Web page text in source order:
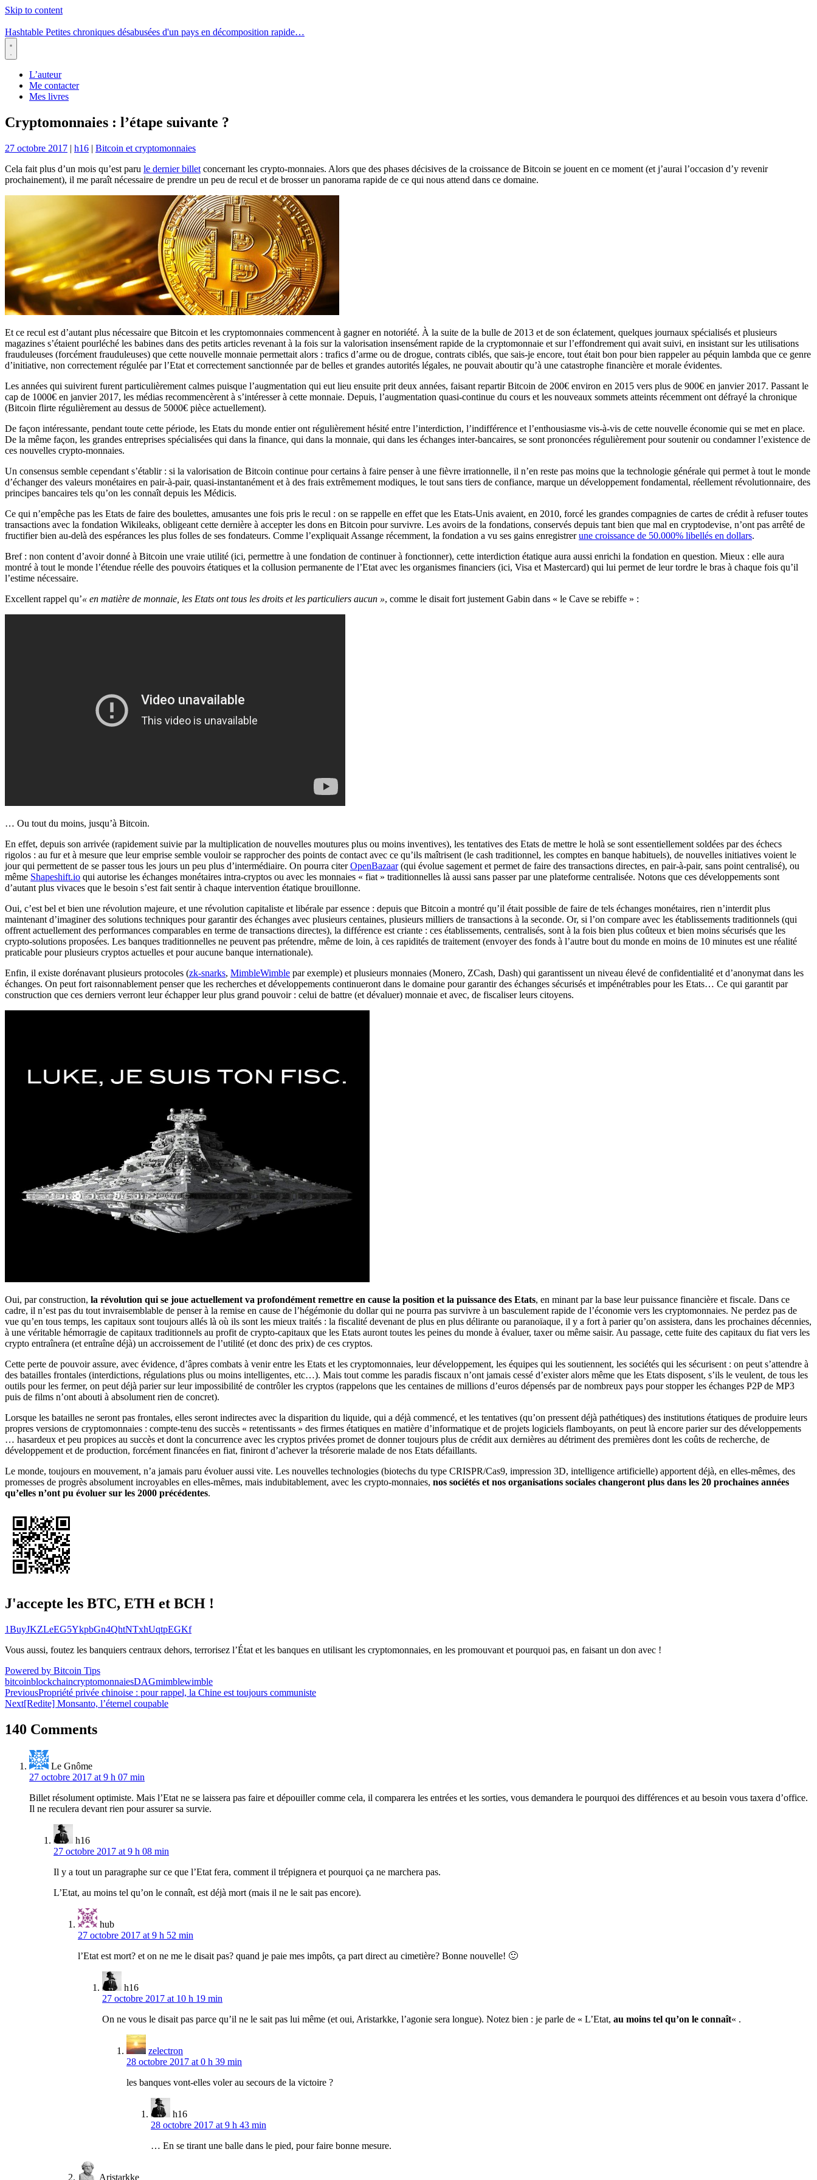
Skip to content
Hashtable Petites chroniques désabusées d'un pays en décomposition rapide…
Menu
L’auteur
Me contacter
Mes livres
Cryptomonnaies : l’étape suivante ?
27 octobre 2017 | h16 | Bitcoin et cryptomonnaies
Cela fait plus d’un mois qu’est paru le dernier billet concernant les crypto-monnaies. Alors que des phases décisives de la croissance de Bitcoin se jouent en ce moment (et j’aurai l’occasion d’y revenir
prochainement), il me paraît nécessaire de prendre un peu de recul et de brosser un panorama rapide de ce qui nous attend dans ce domaine.
Et ce recul est d’autant plus nécessaire que Bitcoin et les cryptomonnaies commencent à gagner en notoriété. À la suite de la bulle de 2013 et de son éclatement, quelques journaux spécialisés et plusieurs
magazines s’étaient pourléché les babines dans des petits articles revenant à la fois sur la valorisation insensément rapide de la cryptomonnaie et sur l’effondrement qui avait suivi, en insistant sur les utilisations
frauduleuses (forcément frauduleuses) que cette nouvelle monnaie permettait alors : trafics d’arme ou de drogue, contrats ciblés, que sais-je encore, tout était bon pour bien rappeler au péquin lambda que ce genre
d’initiative, non correctement régulée par l’Etat et correctement sanctionnée par de belles et grandes autorités légales, ne pouvait aboutir qu’à une catastrophe financière et morale évidentes.
Les années qui suivirent furent particulièrement calmes puisque l’augmentation qui eut lieu ensuite prit deux années, faisant repartir Bitcoin de 200€ environ en 2015 vers plus de 900€ en janvier 2017. Passant le
cap de 1000€ en janvier 2017, les médias recommencèrent à s’intéresser à cette monnaie. Depuis, l’augmentation quasi-continue du cours et les nouveaux sommets atteints récemment ont défrayé la chronique
(Bitcoin flirte régulièrement au dessus de 5000€ pièce actuellement).
De façon intéressante, pendant toute cette période, les Etats du monde entier ont régulièrement hésité entre l’interdiction, l’indifférence et l’enthousiasme vis-à-vis de cette nouvelle économie qui se met en place.
De la même façon, les grandes entreprises spécialisées qui dans la finance, qui dans la monnaie, qui dans les échanges inter-bancaires, se sont prononcées régulièrement pour soutenir ou condamner l’existence de
ces nouvelles crypto-monnaies.
Un consensus semble cependant s’établir : si la valorisation de Bitcoin continue pour certains à faire penser à une fièvre irrationnelle, il n’en reste pas moins que la technologie générale qui permet à tout le monde
d’échanger des valeurs monétaires en pair-à-pair, quasi-instantanément et à des frais extrêmement modiques, le tout sans tiers de confiance, marque un développement fondamental, réellement révolutionnaire, des
principes bancaires tels qu’on les connaît depuis les Médicis.
Ce qui n’empêche pas les Etats de faire des boulettes, amusantes une fois pris le recul : on se rappelle en effet que les Etats-Unis avaient, en 2010, forcé les grandes compagnies de cartes de crédit à refuser toutes
transactions avec la fondation Wikileaks, obligeant cette dernière à accepter les dons en Bitcoin pour survivre. Les avoirs de la fondations, conservés depuis tant bien que mal en cryptodevise, n’ont pas arrêté de
fructifier bien au-delà des espérances les plus folles de ses fondateurs. Comme l’expliquait Assange récemment, la fondation a vu ses gains enregistrerune croissance de 50.000% libellés en dollars.
Bref : non content d’avoir donné à Bitcoin une vraie utilité (ici, permettre à une fondation de continuer à fonctionner), cette interdiction étatique aura aussi enrichi la fondation en question. Mieux : elle aura
montré à tout le monde l’étendue réelle des pouvoirs étatiques et la collusion permanente de l’Etat avec les organismes financiers (ici, Visa et Mastercard) qui lui permet de leur tordre le bras à chaque fois qu’il
l’estime nécessaire.
Excellent rappel qu’« en matière de monnaie, les Etats ont tous les droits et les particuliers aucun », comme le disait fort justement Gabin dans « le Cave se rebiffe » :
… Ou tout du moins, jusqu’à Bitcoin.
En effet, depuis son arrivée (rapidement suivie par la multiplication de nouvelles moutures plus ou moins inventives), les tentatives des Etats de mettre le holà se sont essentiellement soldées par des échecs
rigolos : au fur et à mesure que leur emprise semble vouloir se rapprocher des points de contact avec ce qu’ils maîtrisent (le cash traditionnel, les comptes en banque habituels), de nouvelles initiatives voient le
jour qui permettent de se passer tous les jours un peu plus d’intermédiaire. On pourra citerOpenBazaar(qui évolue sagement et permet de faire des transactions directes, en pair-à-pair, sans point centralisé), ou
même Shapeshift.io qui autorise les échanges monétaires intra-cryptos ou avec les monnaies « fiat » traditionnelles là aussi sans passer par une plateforme centralisée. Notons que ces développements sont
d’autant plus vivaces que le besoin s’est fait sentir à chaque intervention étatique brouillonne.
Oui, c’est bel et bien une révolution majeure, et une révolution capitaliste et libérale par essence : depuis que Bitcoin a montré qu’il était possible de faire de tels échanges monétaires, rien n’interdit plus
maintenant d’imaginer des solutions techniques pour garantir des échanges avec plusieurs centaines, plusieurs milliers de transactions à la seconde. Or, si l’on compare avec les établissements traditionnels (qui
offrent actuellement des performances comparables en terme de transactions directes), la différence est criante : ces établissements, centralisés, sont à la fois bien plus coûteux et bien moins sécurisés que les
crypto-solutions proposées. Les banques traditionnelles ne peuvent pas prétendre, même de loin, à ces rapidités de traitement (envoyer des fonds à l’autre bout du monde en moins de 10 minutes est une réalité
praticable pour plusieurs cryptos actuelles et pour aucune banque internationale).
Enfin, il existe dorénavant plusieurs protocoles (zk-snarks, MimbleWimble par exemple) et plusieurs monnaies (Monero, ZCash, Dash) qui garantissent un niveau élevé de confidentialité et d’anonymat dans les
échanges. On peut fort raisonnablement penser que les recherches et développements continueront dans le domaine pour garantir des échanges sécurisés et impénétrables pour les Etats… Ce qui garantit par
construction que ces derniers verront leur échapper leur plus grand pouvoir : celui de battre (et dévaluer) monnaie et avec, de fiscaliser leurs citoyens.
Oui, par construction, la révolution qui se joue actuellement va profondément remettre en cause la position et la puissance des Etats, en minant par la base leur puissance financière et fiscale. Dans ce
cadre, il n’est pas du tout invraisemblable de penser à la remise en cause de l’hégémonie du dollar qui ne pourra pas survivre à un basculement rapide de l’économie vers les cryptomonnaies. Ne perdez pas de
vue qu’en tous temps, les capitaux sont toujours allés là où ils sont les mieux traités : la fiscalité devenant de plus en plus délirante ou paranoïaque, il y a fort à parier qu’on assistera, dans les prochaines décennies,
à une véritable hémorragie de capitaux traditionnels au profit de crypto-capitaux que les Etats auront toutes les peines du monde à évaluer, taxer ou même saisir. Au passage, cette fuite des capitaux du fiat vers les
crypto entraînera (et entraîne déjà) un accroissement de l’utilité (et donc des prix) de ces cryptos.
Cette perte de pouvoir assure, avec évidence, d’âpres combats à venir entre les Etats et les cryptomonnaies, leur développement, les équipes qui les soutiennent, les sociétés qui les sécurisent : on peut s’attendre à
des batailles frontales (interdictions, régulations plus ou moins intelligentes, etc…). Mais tout comme les paradis fiscaux n’ont jamais cessé d’exister alors même que les Etats disposent, s’ils le veulent, de tous les
outils pour les fermer, on peut déjà parier sur leur impossibilité de contrôler les cryptos (rappelons que les centaines de millions d’euros dépensés par de nombreux pays pour stopper les échanges P2P de MP3
puis de films n’ont abouti à absolument rien de concret).
Lorsque les batailles ne seront pas frontales, elles seront indirectes avec la disparition du liquide, qui a déjà commencé, et les tentatives (qu’on pressent déjà pathétiques) des institutions étatiques de produire leurs
propres versions de cryptomonnaies : compte-tenu des succès « retentissants » des firmes étatiques en matière d’informatique et de projets logiciels flamboyants, on peut là encore parier sur des développements
… hasardeux et peu propices au succès et dont la concurrence avec les cryptos privées promet de donner toujours plus de crédit aux dernières au détriment des premières dont les coûts de recherche, de
développement et de production, forcément financées en fiat, finiront d’achever la trésorerie malade de nos Etats défaillants.
Le monde, toujours en mouvement, n’a jamais paru évoluer aussi vite. Les nouvelles technologies (biotechs du type CRISPR/Cas9, impression 3D, intelligence artificielle) apportent déjà, en elles-mêmes, des
promesses de progrès absolument incroyables en elles-mêmes, mais indubitablement, avec les crypto-monnaies, nos sociétés et nos organisations sociales changeront plus dans les 20 prochaines années
qu’elles n’ont pu évoluer sur les 2000 précédentes.
J'accepte les BTC, ETH et BCH !
1BuyJKZLeEG5YkpbGn4QhtNTxhUqtpEGKf
Vous aussi, foutez les banquiers centraux dehors, terrorisez l’État et les banques en utilisant les cryptomonnaies, en les promouvant et pourquoi pas, en faisant un don avec !
Powered by Bitcoin Tips
bitcoinblockchaincryptomonnaiesDAGmimblewimble
Navigation
de
l’article
PreviousPropriété privée chinoise : pour rappel, la Chine est toujours communiste
Next[Redite] Monsanto, l’éternel coupable
140 Comments
Le Gnôme
27 octobre 2017 at 9 h 07 min
Billet résolument optimiste. Mais l’Etat ne se laissera pas faire et dépouiller comme cela, il comparera les entrées et les sorties, vous demandera le pourquoi des différences et au besoin vous taxera d’office.
Il ne reculera devant rien pour assurer sa survie.
h16
27 octobre 2017 at 9 h 08 min
Il y a tout un paragraphe sur ce que l’Etat fera, comment il trépignera et pourquoi ça ne marchera pas.
L’Etat, au moins tel qu’on le connaît, est déjà mort (mais il ne le sait pas encore).
hub
27 octobre 2017 at 9 h 52 min
l’Etat est mort? et on ne me le disait pas? quand je paie mes impôts, ça part direct au cimetière? Bonne nouvelle! 🙂
h16
27 octobre 2017 at 10 h 19 min
On ne vous le disait pas parce qu’il ne le sait pas lui même (et oui, Aristarkke, l’agonie sera longue). Notez bien : je parle de « L’Etat, au moins tel qu’on le connaît« .
zelectron
28 octobre 2017 at 0 h 39 min
les banques vont-elles voler au secours de la victoire ?
h16
28 octobre 2017 at 9 h 43 min
… En se tirant une balle dans le pied, pour faire bonne mesure.
Aristarkke